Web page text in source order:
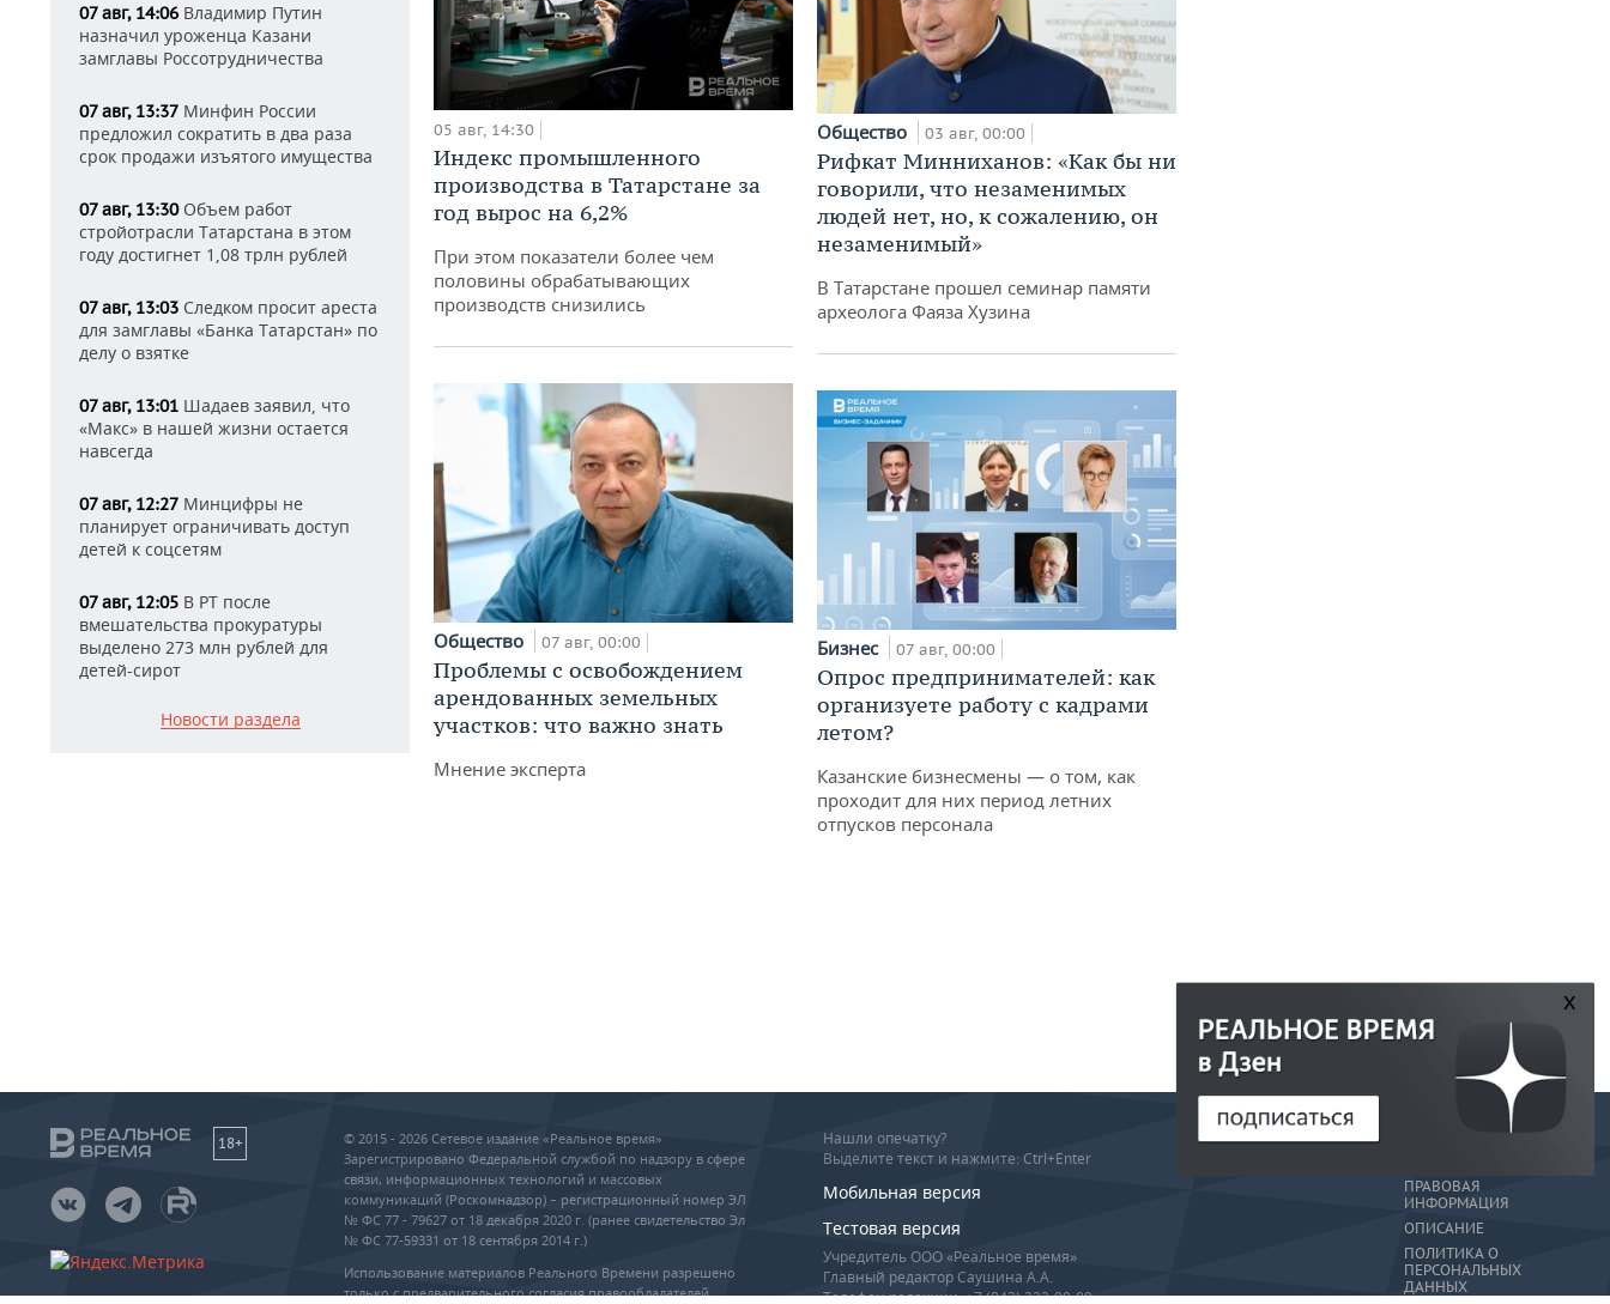
07 авг, 14:06 Владимир Путин
назначил уроженца Казани
замглавы Россотрудничества
07 авг, 13:37 Минфин России
предложил сократить в два раза
срок продажи изъятого имущества
07 авг, 13:30Объем работ
стройотрасли Татарстана в этом
году достигнет 1,08 трлн рублей
07 авг, 13:03 Следком просит ареста
для замглавы «Банка Татарстан» по
делу о взятке
07 авг, 13:01 Шадаев заявил, что
«Макс» в нашей жизни остается
навсегда
07 авг, 12:27 Минцифры не
планирует ограничивать доступ
детей к соцсетям
07 авг, 12:05 В РТ после
вмешательства прокуратуры
выделено 273 млн рублей для
детей-сирот
Новости раздела
05 авг, 14:30
Индекс промышленного
производства в Татарстане за
год вырос на 6,2%
При этом показатели более чем
половины обрабатывающих
производств снизились
Общество 07 авг, 00:00
Проблемы с освобождением
арендованных земельных
участков: что важно знать
Мнение эксперта
Общество 03 авг, 00:00
Рифкат Минниханов: «Как бы ни
говорили, что незаменимых
людей нет, но, к сожалению, он
незаменимый»
В Татарстане прошел семинар памяти
археолога Фаяза Хузина
Бизнес 07 авг, 00:00
Опрос предпринимателей: как
организуете работу с кадрами
летом?
Казанские бизнесмены — о том, как
проходит для них период летних
отпусков персонала
18+
© 2015 - 2026 Сетевое издание «Реальное время»
Зарегистрировано Федеральной службой по надзору в сфере
связи, информационных технологий и массовых
коммуникаций (Роскомнадзор) – регистрационный номер ЭЛ
№ ФС 77 - 79627 от 18 декабря 2020 г. (ранее свидетельство Эл
№ ФС 77-59331 от 18 сентября 2014 г.)
Использование материалов Реального Времени разрешено
только с предварительного согласия правообладателей,
Нашли опечатку?
Выделите текст и нажмите: Ctrl+Enter
Мобильная версия
Тестовая версия
Учредитель ООО «Реальное время»
Главный редактор Саушина А.А.
Телефон редакции: +7 (843) 222-90-80
ПРАВОВАЯ
ИНФОРМАЦИЯ
ОПИСАНИЕ
ПОЛИТИКА О
ПЕРСОНАЛЬНЫХ
ДАННЫХ
x